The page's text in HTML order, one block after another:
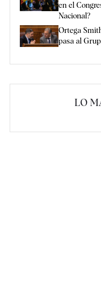
en el
Nacional?
Ortega
pasa al
LO